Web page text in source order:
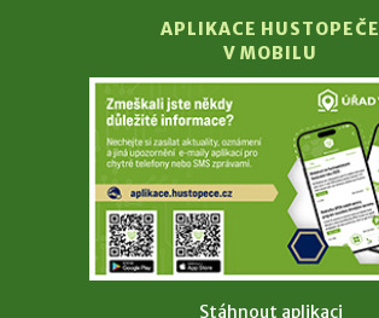
APLIKACE HUSTOPEČE
V MOBILU
Stáhnout aplikaci